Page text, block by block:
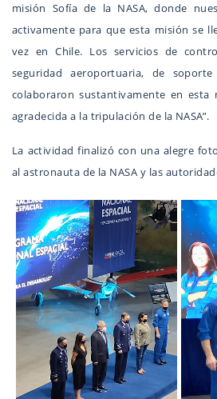
misión Sofía de la NASA, donde
activamente para que esta misión se
vez en Chile. Los servicios de
seguridad aeroportuaria, de
colaboraron sustantivamente en
agradecida a la tripulación de la NASA”.
La actividad finalizó con una alegre
al astronauta de la NASA y las